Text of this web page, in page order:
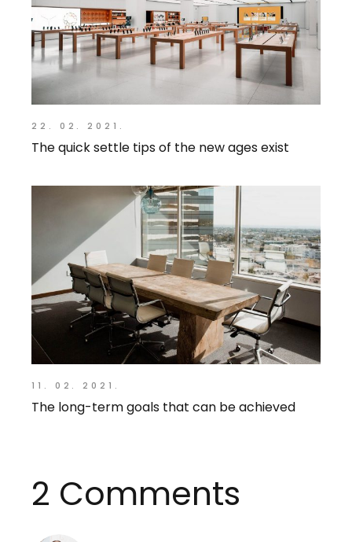
22. 02. 2021.
The quick settle tips of the new ages exist
11. 02. 2021.
The long-term goals that can be achieved
2 Comments